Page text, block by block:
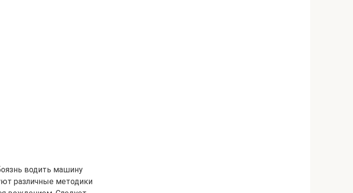
водить машину
различные методики